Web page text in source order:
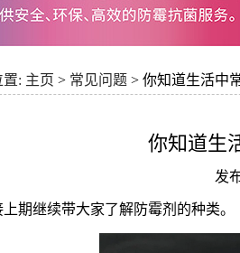
置: 主页 > 常见问题 > 你知道生活中
你知道生
发
期继续带大家了解防霉剂的种类。